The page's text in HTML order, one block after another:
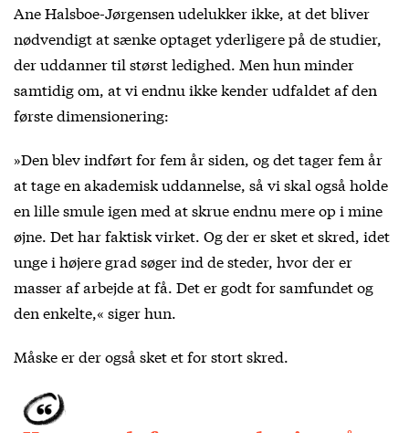
Ane Halsboe-Jørgensen udelukker ikke, at det bliver
nødvendigt at sænke optaget yderligere på de studier,
der uddanner til størst ledighed. Men hun minder
samtidig om, at vi endnu ikke kender udfaldet af den
første dimensionering:
»Den blev indført for fem år siden, og det tager fem år
at tage en akademisk uddannelse, så vi skal også holde
en lille smule igen med at skrue endnu mere op i mine
øjne. Det har faktisk virket. Og der er sket et skred, idet
unge i højere grad søger ind de steder, hvor der er
masser af arbejde at få. Det er godt for samfundet og
den enkelte,« siger hun.
Måske er der også sket et for stort skred.